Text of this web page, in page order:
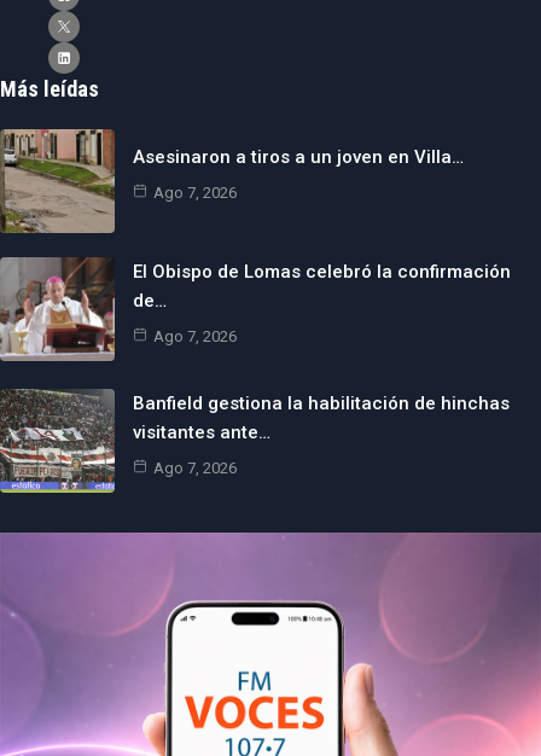
Más leídas
Asesinaron a tiros a un joven en Villa…
Ago 7, 2026
El Obispo de Lomas celebró la confirmación
de…
Ago 7, 2026
Banfield gestiona la habilitación de hinchas
visitantes ante…
Ago 7, 2026